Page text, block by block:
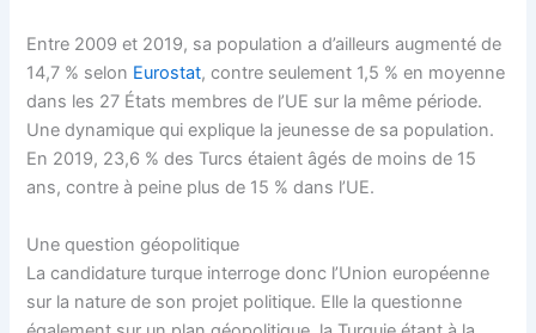
Entre 2009 et 2019, sa population a d’ailleurs augmenté de
14,7 % selon Eurostat, contre seulement 1,5 % en moyenne
dans les 27 États membres de l’UE sur la même période.
Une dynamique qui explique la jeunesse de sa population.
En 2019, 23,6 % des Turcs étaient âgés de moins de 15
ans, contre à peine plus de 15 % dans l’UE.
Une question géopolitique
La candidature turque interroge donc l’Union européenne
sur la nature de son projet politique. Elle la questionne